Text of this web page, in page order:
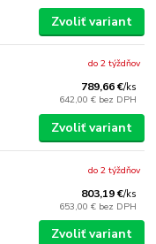
Zvoliť variant
789,66 €/ks
642,00 € bez DPH
do 2 týždňov
Zvoliť variant
803,19 €/ks
653,00 € bez DPH
do 2 týždňov
Zvoliť variant